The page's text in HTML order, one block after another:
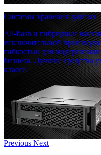
Системы хранения данных
All-flash и гибридные
исключительной
гибкостью для
бизнеса. Лучшие средства
классе.
Previous Next